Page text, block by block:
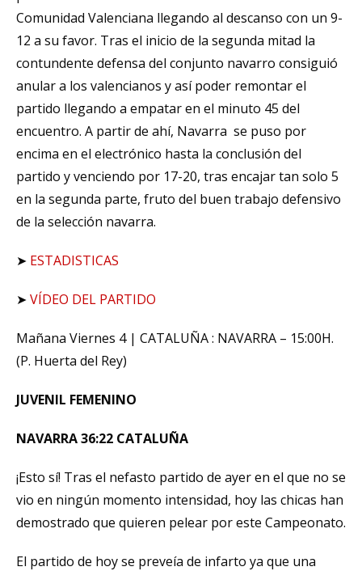
Comunidad Valenciana llegando al descanso con un 9-
12 a su favor. Tras el inicio de la segunda mitad la
contundente defensa del conjunto navarro consiguió
anular a los valencianos y así poder remontar el
partido llegando a empatar en el minuto 45 del
encuentro. A partir de ahí, Navarra se puso por
encima en el electrónico hasta la conclusión del
partido y venciendo por 17-20, tras encajar tan solo 5
en la segunda parte, fruto del buen trabajo defensivo
de la selección navarra.
➤ ESTADISTICAS
➤VÍDEO DEL PARTIDO
Mañana Viernes 4 | CATALUÑA : NAVARRA – 15:00H.
(P. Huerta del Rey)
JUVENIL FEMENINO
NAVARRA 36:22 CATALUÑA
¡Esto sí! Tras el nefasto partido de ayer en el que no se
vio en ningún momento intensidad, hoy las chicas han
demostrado que quieren pelear por este Campeonato.
El partido de hoy se preveía de infarto ya que una